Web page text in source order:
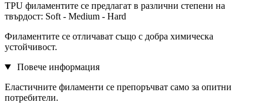
TPU филаментите се предлагат в различни степени на
твърдост: Soft - Medium - Hard
Филаментите се отличават също с добра химическа
устойчивост.
Повече информация
Еластичните филаменти се препоръчват само за опитни
потребители.